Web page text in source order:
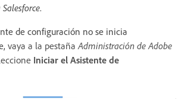
.
de configuración no se inicia
vaya a la pestaña Administración de Adobe
Iniciar el Asistente de